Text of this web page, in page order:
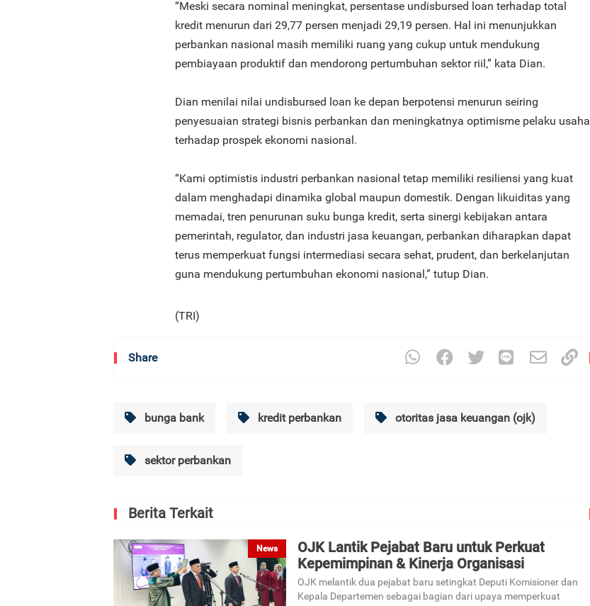
“Meski secara nominal meningkat, persentase undisbursed loan terhadap total
kredit menurun dari 29,77 persen menjadi 29,19 persen. Hal ini menunjukkan
perbankan nasional masih memiliki ruang yang cukup untuk mendukung
pembiayaan produktif dan mendorong pertumbuhan sektor riil,” kata Dian.
Dian menilai nilai undisbursed loan ke depan berpotensi menurun seiring
penyesuaian strategi bisnis perbankan dan meningkatnya optimisme pelaku usaha
terhadap prospek ekonomi nasional.
“Kami optimistis industri perbankan nasional tetap memiliki resiliensi yang kuat
dalam menghadapi dinamika global maupun domestik. Dengan likuiditas yang
memadai, tren penurunan suku bunga kredit, serta sinergi kebijakan antara
pemerintah, regulator, dan industri jasa keuangan, perbankan diharapkan dapat
terus memperkuat fungsi intermediasi secara sehat, prudent, dan berkelanjutan
guna mendukung pertumbuhan ekonomi nasional,” tutup Dian.
(TRI)
Share
bunga bank kredit perbankan otoritas jasa keuangan (ojk)
sektor perbankan
Berita Terkait
News
OJK Lantik Pejabat Baru untuk Perkuat
Kepemimpinan & Kinerja Organisasi
OJK melantik dua pejabat baru setingkat Deputi Komisioner dan
Kepala Departemen sebagai bagian dari upaya memperkuat